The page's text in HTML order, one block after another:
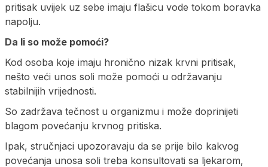
pritisak uvijek uz sebe imaju flašicu vode tokom boravka
napolju.
Da li so može pomoći?
Kod osoba koje imaju hronično nizak krvni pritisak,
nešto veći unos soli može pomoći u održavanju
stabilnijih vrijednosti.
So zadržava tečnost u organizmu i može doprinijeti
blagom povećanju krvnog pritiska.
Ipak, stručnjaci upozoravaju da se prije bilo kakvog
povećanja unosa soli treba konsultovati sa ljekarom,